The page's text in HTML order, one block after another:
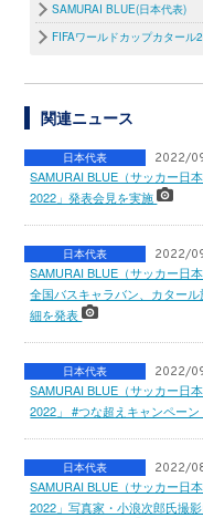
SAMURAI BLUE(日本代表)
FIFAワールドカップカタール
関連ニュース
日本代表 2022/
SAMURAI BLUE（サッカー日
2022」発表会見を実施
日本代表 2022/
SAMURAI BLUE（サッカー日
全国バスキャラバン、カター
細を発表
日本代表 2022/
SAMURAI BLUE（サッカー日
2022」 #つな超えキャンペー
日本代表 2022/
SAMURAI BLUE（サッカー日
2022」写真家・小浪次郎氏撮